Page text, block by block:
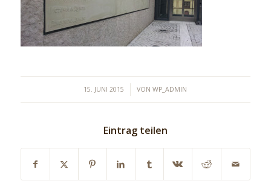
15. JUNI 2015
/ VONWP_ADMIN
Eintrag teilen